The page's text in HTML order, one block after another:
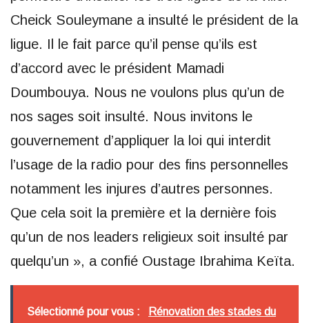
Cheick Souleymane a insulté le président de la
ligue. Il le fait parce qu’il pense qu’ils est
d’accord avec le président Mamadi
Doumbouya. Nous ne voulons plus qu’un de
nos sages soit insulté. Nous invitons le
gouvernement d’appliquer la loi qui interdit
l’usage de la radio pour des fins personnelles
notamment les injures d’autres personnes.
Que cela soit la première et la dernière fois
qu’un de nos leaders religieux soit insulté par
quelqu’un », a confié Oustage Ibrahima Keïta.
Sélectionné pour vous : Rénovation des stades du